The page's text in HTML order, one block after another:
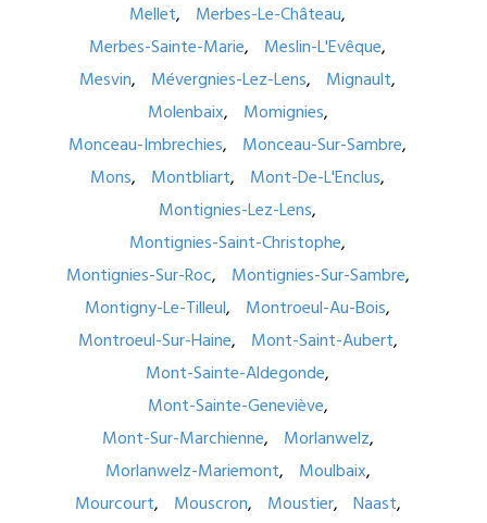
Mellet
Merbes-Le-Château
Merbes-Sainte-Marie
Meslin-L'Evêque
Mesvin
Mévergnies-Lez-Lens
Mignault
Molenbaix
Momignies
Monceau-Imbrechies
Monceau-Sur-Sambre
Mons
Montbliart
Mont-De-L'Enclus
Montignies-Lez-Lens
Montignies-Saint-Christophe
Montignies-Sur-Roc
Montignies-Sur-Sambre
Montigny-Le-Tilleul
Montroeul-Au-Bois
Montroeul-Sur-Haine
Mont-Saint-Aubert
Mont-Sainte-Aldegonde
Mont-Sainte-Geneviève
Mont-Sur-Marchienne
Morlanwelz
Morlanwelz-Mariemont
Moulbaix
Mourcourt
Mouscron Moustier
Naast